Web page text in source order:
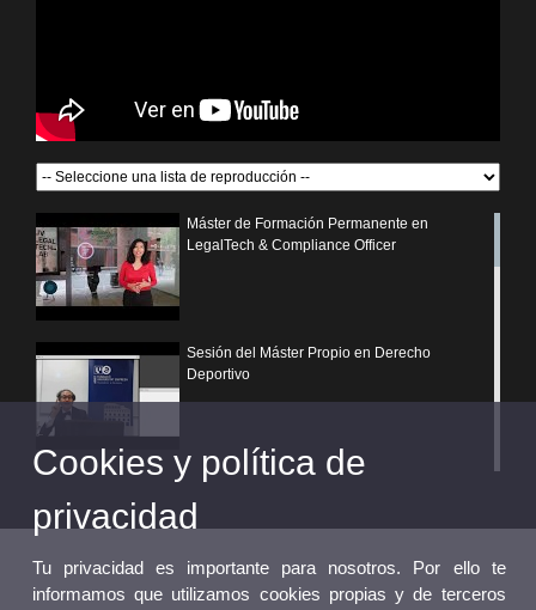
Máster de Formación Permanente en
LegalTech & Compliance Officer
Sesión del Máster Propio en Derecho
Deportivo
¿Por qué elegir un postgrado propio de la
Universitat de València?
Cookies y política de
privacidad
Tu privacidad es importante para nosotros. Por ello te
informamos que utilizamos cookies propias y de terceros